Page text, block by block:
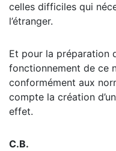
celles difficiles qui
l’étranger.
Et pour la préparation
fonctionnement de ce
conformément aux
compte la création
effet.
C.B.